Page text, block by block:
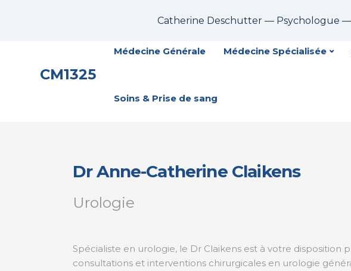
CM1325
Médecine Générale Médecine Spécialisée
Soins & Prise de sang
Dr Anne-Catherine Claikens
Urologie
Spécialiste en urologie, le Dr Claikens est à votre disposition
consultations et interventions chirurgicales en urologie
Catherine Deschutter — Psychologue